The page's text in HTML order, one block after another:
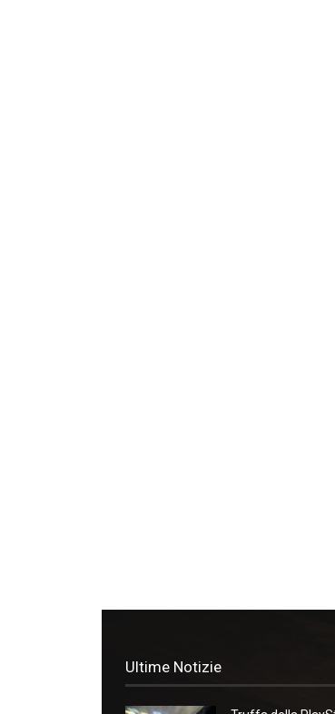
Ultime Notizie